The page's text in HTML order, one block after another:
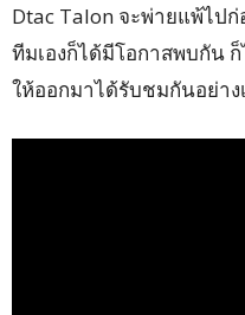
Dtac Talon จะพ่ายแพ้ไป
ทีมเองก็ได้มีโอกาสพบกัน
ให้ออกมาได้รับชมกันอย่า